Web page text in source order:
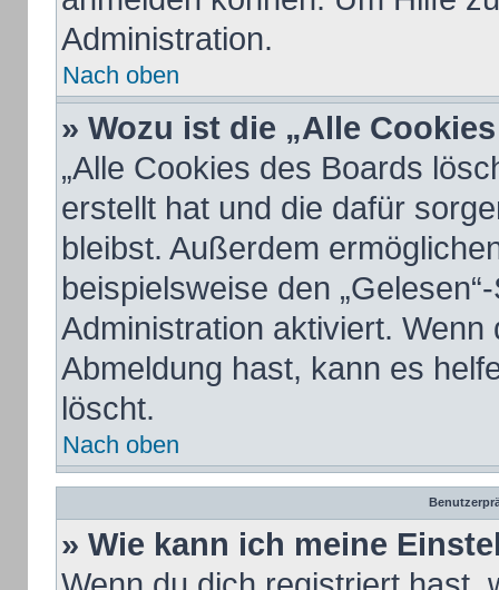
Administration.
Nach oben
» Wozu ist die „Alle
„Alle Cookies des Boards
erstellt hat und die dafür
bleibst. Außerdem
beispielsweise den
Administration aktiviert.
Abmeldung hast, kann es
löscht.
Nach oben
» Wie kann ich meine